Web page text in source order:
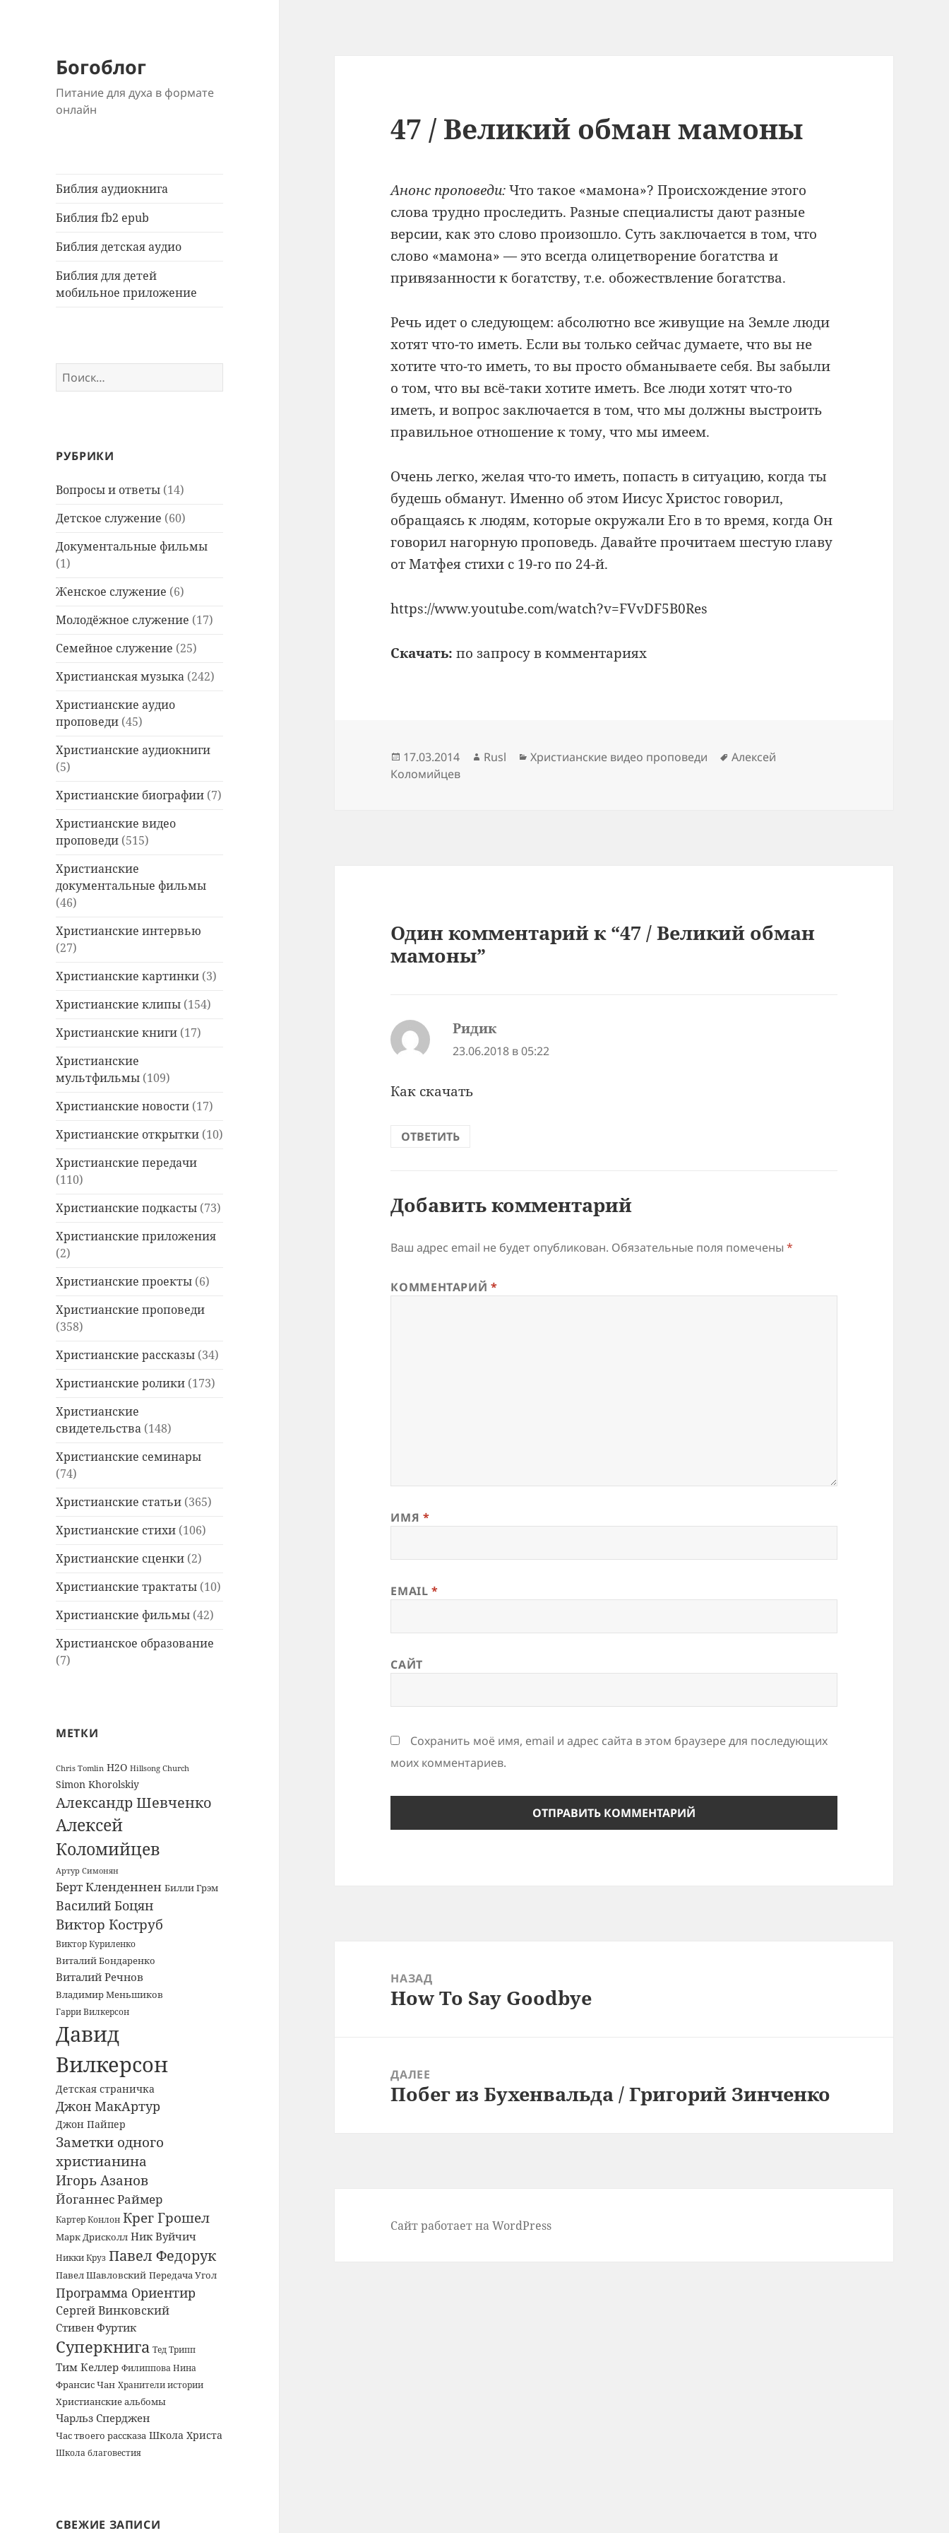
Богоблог
Питание для духа в формате
онлайн
Библия аудиокнига
Библия fb2 epub
Библия детская аудио
Библия для детей
мобильное приложение
Найти:
РУБРИКИ
Вопросы и ответы (14)
Детское служение (60)
Документальные фильмы
(1)
Женское служение (6)
Молодёжное служение (17)
Семейное служение (25)
Христианская музыка (242)
Христианские аудио
проповеди (45)
Христианские аудиокниги
(5)
Христианские биографии (7)
Христианские видео
проповеди (515)
Христианские
документальные фильмы
(46)
Христианские интервью
(27)
Христианские картинки (3)
Христианские клипы (154)
Христианские книги (17)
Христианские
мультфильмы (109)
Христианские новости (17)
Христианские открытки (10)
Христианские передачи
(110)
Христианские подкасты (73)
Христианские приложения
(2)
Христианские проекты (6)
Христианские проповеди
(358)
Христианские рассказы (34)
Христианские ролики (173)
Христианские
свидетельства (148)
Христианские семинары
(74)
Христианские статьи (365)
Христианские стихи (106)
Христианские сценки (2)
Христианские трактаты (10)
Христианские фильмы (42)
Христианское образование
(7)
МЕТКИ
Chris Tomlin H2O Hillsong Church
Simon Khorolskiy
Александр Шевченко
Алексей
Коломийцев
Артур Симонян
Берт Кленденнен Билли Грэм
Василий Боцян
Виктор Коструб
Виктор Куриленко
Виталий Бондаренко
Виталий Речнов
Владимир Меньшиков
Гарри Вилкерсон
Давид
Вилкерсон
Детская страничка
Джон МакАртур
Джон Пайпер
Заметки одного
христианина
Игорь Азанов
Йоганнес Раймер
Картер Конлон Крег Грошел
Марк Дрисколл Ник Вуйчич
Никки Круз Павел Федорук
Павел Шавловский Передача Угол
Программа Ориентир
Сергей Винковский
Стивен Фуртик
Суперкнига Тед Трипп
Тим Келлер Филиппова Нина
Франсис Чан Хранители истории
Христианские альбомы
Чарльз Сперджен
Час твоего рассказа Школа Христа
Школа благовестия
СВЕЖИЕ ЗАПИСИ
47 / Великий обман мамоны
Анонс проповеди:Что такое «мамона»? Происхождение этого
слова трудно проследить. Разные специалисты дают разные
версии, как это слово произошло. Суть заключается в том, что
слово «мамона» — это всегда олицетворение богатства и
привязанности к богатству, т.е. обожествление богатства.
Речь идет о следующем: абсолютно все живущие на Земле люди
хотят что-то иметь. Если вы только сейчас думаете, что вы не
хотите что-то иметь, то вы просто обманываете себя. Вы забыли
о том, что вы всё-таки хотите иметь. Все люди хотят что-то
иметь, и вопрос заключается в том, что мы должны выстроить
правильное отношение к тому, что мы имеем.
Очень легко, желая что-то иметь, попасть в ситуацию, когда ты
будешь обманут. Именно об этом Иисус Христос говорил,
обращаясь к людям, которые окружали Его в то время, когда Он
говорил нагорную проповедь. Давайте прочитаем шестую главу
от Матфея стихи с 19-го по 24-й.
https://www.youtube.com/watch?v=FVvDF5B0Res
Скачать: по запросу в комментариях
Опубликовано
17.03.2014 Автор
Rusl Рубрики
Христианские видео проповеди Метки
Алексей
Коломийцев
Один комментарий к “47 / Великий обман
мамоны”
Ридик:
23.06.2018 в 05:22
Как скачать
ОТВЕТИТЬ
Добавить комментарий
Ваш адрес email не будет опубликован. Обязательные поля помечены*
КОММЕНТАРИЙ*
ИМЯ *
EMAIL*
САЙТ
Сохранить моё имя, email и адрес сайта в этом браузере для последующих
моих комментариев.
записям
НАЗАД
Предыдущая
How To Say Goodbye
ДАЛЕЕ
Следующая
Побег из Бухенвальда / Григорий Зинченко
Сайт работает на WordPress